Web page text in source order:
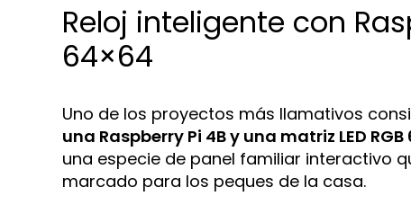
Reloj inteligente con
64×64
Uno de los proyectos más llamativos
una Raspberry Pi 4B y una matriz LED
una especie de panel familiar interactivo
marcado para los peques de la casa.